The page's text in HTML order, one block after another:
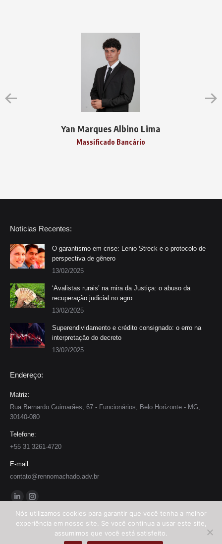
Yan Marques Albino Lima
Massificado Bancário
Notícias Recentes:
O garantismo em crise: Lenio Streck e o protocolo de
perspectiva de gênero
13/02/2025
‘Avalistas rurais’ na mira da Justiça: o abuso da
recuperação judicial no agro
13/02/2025
Superendividamento e crédito consignado: o erro na
interpretação do decreto
13/02/2025
Endereço:
Matriz:
Rua Bernardo Guimarães, 67 - Funcionários, Belo Horizonte - MG,
30140-080
Telefone:
+55 31 3261-4720
E-mail:
contato@rennomachado.adv.br
Encontre-nos em:
Linkedin
page
opens
Instagram
page
opens
Todos os direitos reservados - 2025 | Rennó e Machado Advogados Associados
Nós utilizamos cookies para garantir que você tenha a melhor
experiência em nosso site. Se você continua a usar este site,
assumimos que você está satisfeito.